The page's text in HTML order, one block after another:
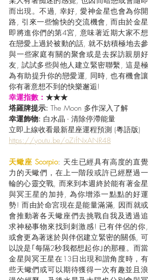
而出現。不過, 幸好, 愛神金星也會為你開
路, 引來一些愉快的交流機會, 而由於金星
即將進你們的第4宮, 意味著近期大家不想
在戀愛上過於被動的話, 就不妨積極地去參
與一些家庭有關的聚會或是去探訪親朋好
友, 試試多些與他人建立緊密聯繫, 這是極
為有助提升你的戀愛運, 同時, 也有機會讓
你有著意想不到的快樂邂逅!
幸運指數： ★★★
塔羅牌提示: The Moon 多作深入了解
幸運飾物: 白水晶 - 清除停滯能量
立即上線收看最新星座運程預測 (粵語版)
https://youtu.be/oZifNxANR48
天蠍座 Scorpio: 天生已經具有高度的直覺
力的天蠍們，在上一階段或許已經歷過一
輪的心靈交戰, 而來到本週終於能有著金星
與冥王星的加持, 為你增添一點點的好運
勢! 而由於命宮現在是能量滿滿, 因而就或
會推動著各天蠍座們去挑戰自我及透過追
求神秘事物來找到刺激感! 已有伴侶的你,
或會更為著迷於與伴侶建立緊密的關係, 可
以說是｢每隔2秒我都想起你｣的那種。而當
金星與冥王星在13日出現和諧角度時，有
些天蠍們或可以期待獲得一次有趣並且浪